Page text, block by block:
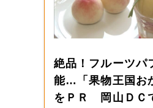
絶品！フルーツパ
能…「果物王国お
をＰＲ 岡山ＤＣ